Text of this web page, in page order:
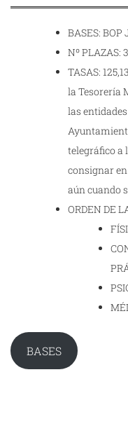
BASES:
Nº PLAZAS: 3
TASAS:
la Tesorería
las
telegráfico a
consignar
aún cuando
ORDEN DE
BASES